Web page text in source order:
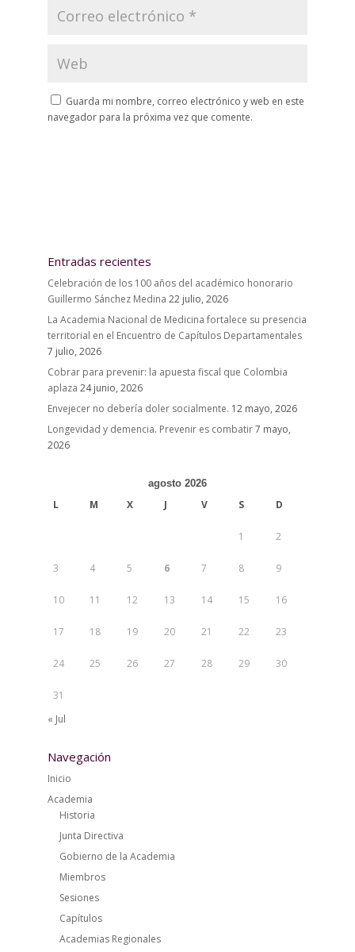
Guarda mi nombre, correo electrónico y web en este
navegador para la próxima vez que comente.
Entradas recientes
Celebración de los 100 años del académico honorario
Guillermo Sánchez Medina 22 julio, 2026
La Academia Nacional de Medicina fortalece su presencia
territorial en el Encuentro de Capítulos Departamentales
7 julio, 2026
Cobrar para prevenir: la apuesta fiscal que Colombia
aplaza 24 junio, 2026
Envejecer no debería doler socialmente. 12 mayo, 2026
Longevidad y demencia. Prevenir es combatir7 mayo,
2026
agosto 2026
L M X J V S D
1 2
3 4 5 6 7 8 9
10 11 12 13 14 15 16
17 18 19 20 21 22 23
24 25 26 27 28 29 30
31
« Jul
Navegación
Inicio
Academia
Historia
Junta Directiva
Gobierno de la Academia
Miembros
Sesiones
Capítulos
Academias Regionales